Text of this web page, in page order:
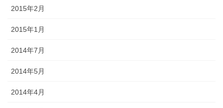
2015年2月
2015年1月
2014年7月
2014年5月
2014年4月